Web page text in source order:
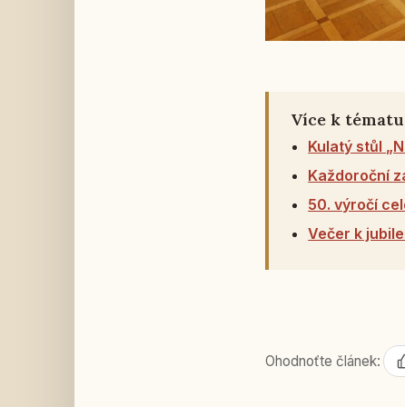
Více k tématu
Kulatý stůl
Každoroční
50. výročí
Večer k
Ohodnoťte článek: